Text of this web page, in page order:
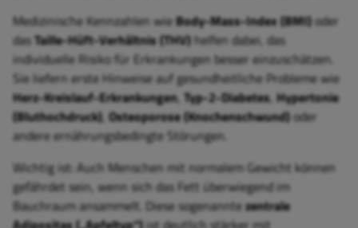
Medizinische Kennzahlen wieBody-Mass-Index (BMI)oder
dasTaille-Hüft-Verhältnis (THV)helfen dabei, das
individuelle Risiko für Erkrankungen besser einzuschätzen.
Sie liefern erste Hinweise auf gesundheitliche Probleme wie
Herz-Kreislauf-Erkrankungen, Typ-2-Diabetes,Hypertonie
(Bluthochdruck),Osteoporose (Knochenschwund)oder
andere ernährungsbedingte Störungen.
Wichtig ist: Auch Menschen mit normalem Gewicht können
gefährdet sein, wenn sich das Fett überwiegend im
Bauchraum ansammelt. Diese sogenanntezentrale